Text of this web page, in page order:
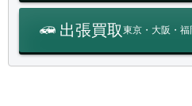
出張買取東京・大阪・福